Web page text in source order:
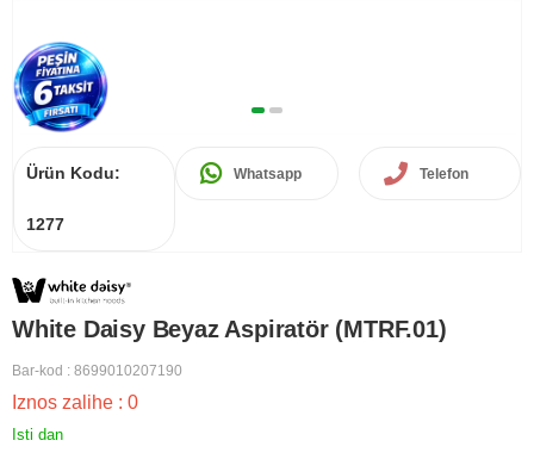
Ürün Kodu:
1277
Whatsapp Telefon
White Daisy Beyaz Aspiratör (MTRF.01)
Bar-kod : 8699010207190
Iznos zalihe : 0
Isti dan